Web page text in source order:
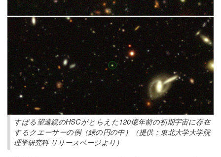
すばる望遠鏡のHSCがとらえた120億年前の初期宇宙に存在
するクエーサーの例（緑の円の中）（提供：東北大学大学院
理学研究科 リリースページより）